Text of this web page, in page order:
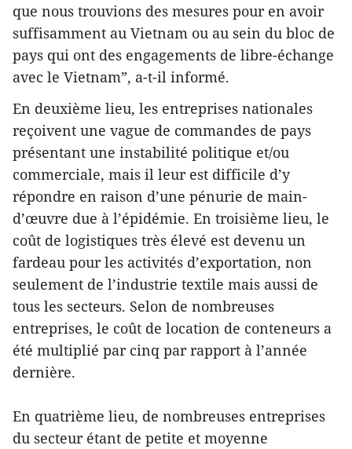
que nous trouvions des mesures pour en avoir
suffisamment au Vietnam ou au sein du bloc de
pays qui ont des engagements de libre-échange
avec le Vietnam”, a-t-il informé.
En deuxième lieu, les entreprises nationales
reçoivent une vague de commandes de pays
présentant une instabilité politique et/ou
commerciale, mais il leur est difficile d’y
répondre en raison d’une pénurie de main-
d’œuvre due à l’épidémie. En troisième lieu, le
coût de logistiques très élevé est devenu un
fardeau pour les activités d’exportation, non
seulement de l’industrie textile mais aussi de
tous les secteurs. Selon de nombreuses
entreprises, le coût de location de conteneurs a
été multiplié par cinq par rapport à l’année
dernière.
En quatrième lieu, de nombreuses entreprises
du secteur étant de petite et moyenne